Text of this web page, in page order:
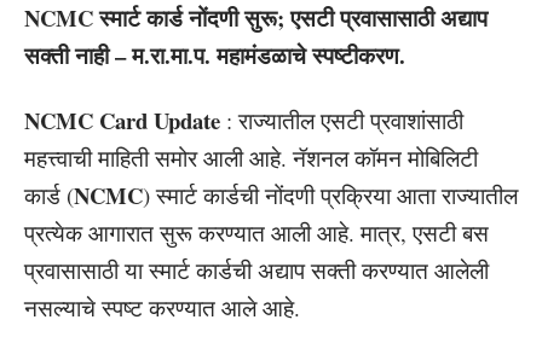
NCMC स्मार्ट कार्ड नोंदणी सुरू; एसटी प्रवासासाठी अद्याप
सक्ती नाही – म.रा.मा.प. महामंडळाचे स्पष्टीकरण.
NCMC Card Update : राज्यातील एसटी प्रवाशांसाठी
महत्त्वाची माहिती समोर आली आहे. नॅशनल कॉमन मोबिलिटी
कार्ड (NCMC) स्मार्ट कार्डची नोंदणी प्रक्रिया आता राज्यातील
प्रत्येक आगारात सुरू करण्यात आली आहे. मात्र, एसटी बस
प्रवासासाठी या स्मार्ट कार्डची अद्याप सक्ती करण्यात आलेली
नसल्याचे स्पष्ट करण्यात आले आहे.